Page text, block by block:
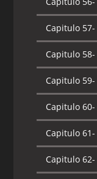
Capitulo 57-
Capitulo 58-
Capitulo 59-
Capitulo 60-
Capitulo 61-
Capitulo 62-